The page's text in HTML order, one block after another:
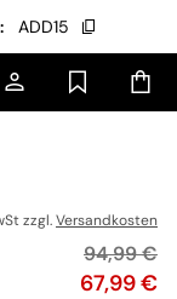
ADD15
zzgl.Versandkosten
Preis
67,99 €
94,99 €